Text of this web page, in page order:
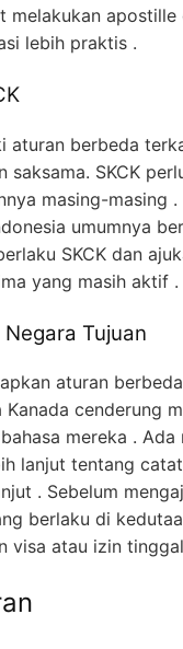
melakukan
lebih praktis .
aturan berbeda
saksama. SKCK
masing-masing
umumnya
SKCK dan
yang masih aktif .
Tujuan
aturan
cenderung
mereka .
lanjut tentang
. Sebelum
berlaku di
visa atau izin